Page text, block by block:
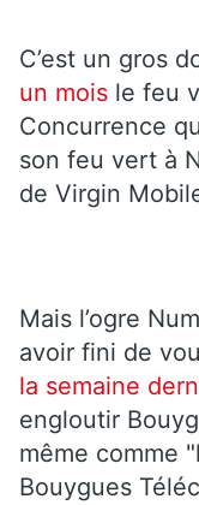
C’est un gros
un mois le feu
Concurrence
son feu vert à
de Virgin
Mais l’ogre
avoir fini de
la semaine
engloutir
même comme
Bouygues